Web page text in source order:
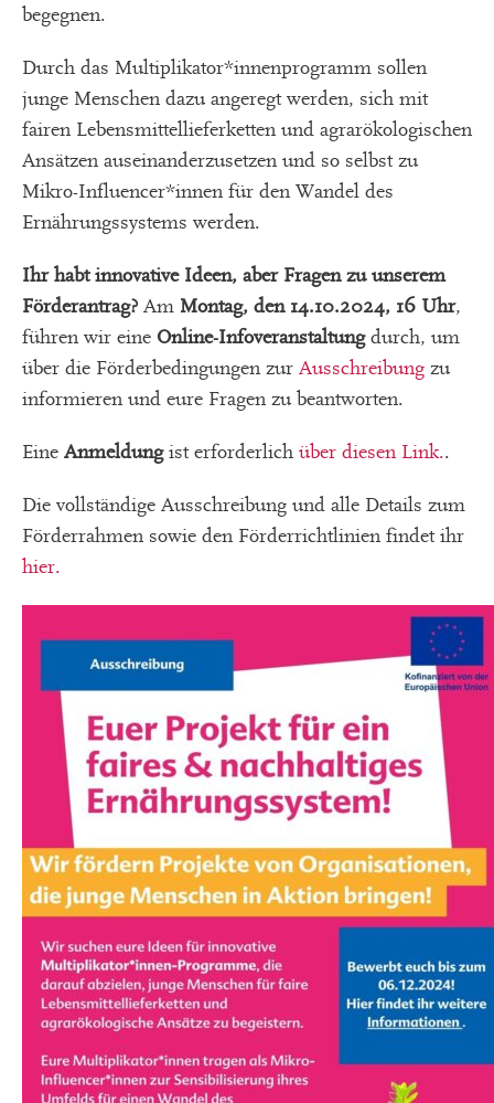
begegnen.
Durch das Multiplikator*innenprogramm sollen
junge Menschen dazu angeregt werden, sich mit
fairen Lebensmittellieferketten und agrarökologischen
Ansätzen auseinanderzusetzen und so selbst zu
Mikro-Influencer*innen für den Wandel des
Ernährungssystems werden.
Ihr habt innovative Ideen, aber Fragen zu unserem
Förderantrag? Am Montag, den 14.10.2024, 16 Uhr,
führen wir eine Online-Infoveranstaltungdurch, um
über die Förderbedingungen zur Ausschreibung zu
informieren und eure Fragen zu beantworten.
Eine Anmeldungist erforderlich über diesen Link..
Die vollständige Ausschreibung und alle Details zum
Förderrahmen sowie den Förderrichtlinien findet ihr
hier.